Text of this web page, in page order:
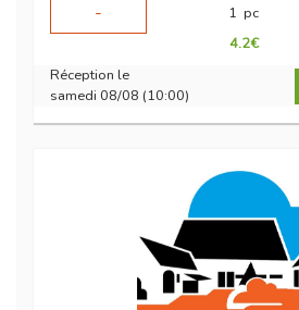
-
1 pc
4.2€
Réception le
samedi 08/08 (10:00)